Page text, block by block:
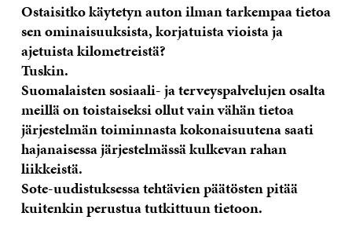
Ostaisitko käytetyn auton ilman tarkempaa tietoa
sen ominaisuuksista, korjatuista vioista ja
ajetuista kilometreistä?
Tuskin.
Suomalaisten sosiaali- ja terveyspalvelujen osalta
meillä on toistaiseksi ollut vain vähän tietoa
järjestelmän toiminnasta kokonaisuutena saati
hajanaisessa järjestelmässä kulkevan rahan
liikkeistä.
Sote-uudistuksessa tehtävien päätösten pitää
kuitenkin perustua tutkittuun tietoon.